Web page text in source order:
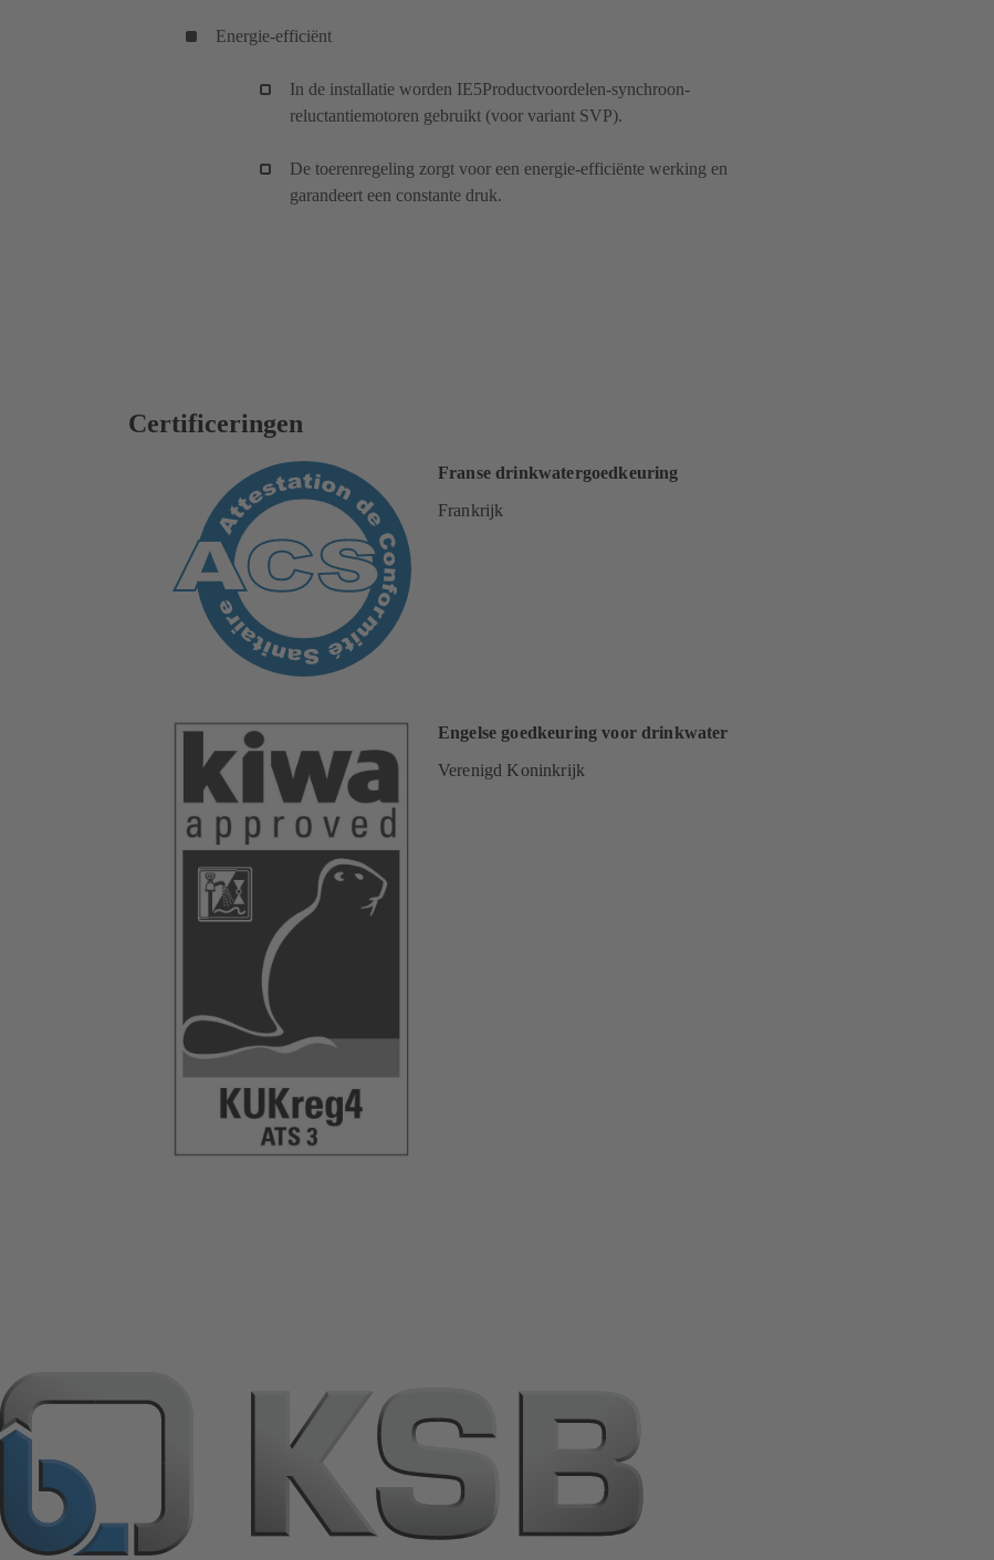
Energie-efficiënt
In de installatie worden IE5Productvoordelen-synchroon-
reluctantiemotoren gebruikt (voor variant SVP).
De toerenregeling zorgt voor een energie-efficiënte werking en
garandeert een constante druk.
Certificeringen
Franse drinkwatergoedkeuring
Frankrijk
Engelse goedkeuring voor drinkwater
Verenigd Koninkrijk